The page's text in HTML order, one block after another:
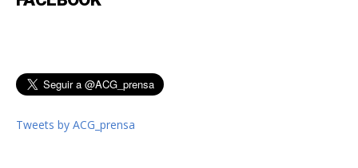
Tweets by ACG_prensa